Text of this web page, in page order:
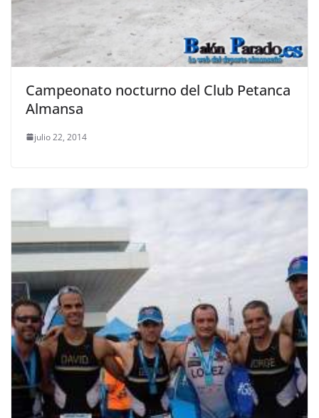
Campeonato nocturno del Club Petanca
Almansa
julio 22, 2014